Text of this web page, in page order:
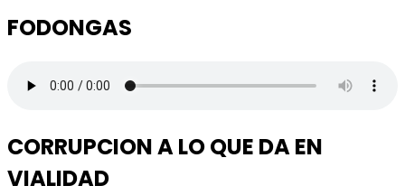
FODONGAS
CORRUPCION A LO QUE DA EN
VIALIDAD